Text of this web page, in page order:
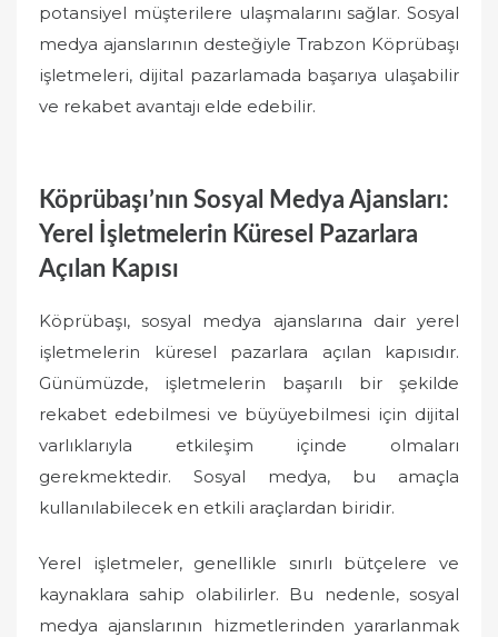
potansiyel müşterilere ulaşmalarını sağlar. Sosyal
medya ajanslarının desteğiyle Trabzon Köprübaşı
işletmeleri, dijital pazarlamada başarıya ulaşabilir
ve rekabet avantajı elde edebilir.
Köprübaşı’nın Sosyal Medya Ajansları:
Yerel İşletmelerin Küresel Pazarlara
Açılan Kapısı
Köprübaşı, sosyal medya ajanslarına dair yerel
işletmelerin küresel pazarlara açılan kapısıdır.
Günümüzde, işletmelerin başarılı bir şekilde
rekabet edebilmesi ve büyüyebilmesi için dijital
varlıklarıyla etkileşim içinde olmaları
gerekmektedir. Sosyal medya, bu amaçla
kullanılabilecek en etkili araçlardan biridir.
Yerel işletmeler, genellikle sınırlı bütçelere ve
kaynaklara sahip olabilirler. Bu nedenle, sosyal
medya ajanslarının hizmetlerinden yararlanmak